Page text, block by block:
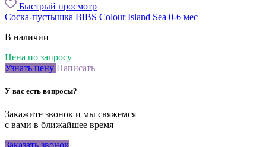
Быстрый просмотр
Соска-пустышка BIBS Colour Island Sea 0-6 мес
В наличии
Цена по запросу
Узнать цену Написать
У вас есть вопросы?
Закажите звонок и мы свяжемся
с вами в ближайшее время